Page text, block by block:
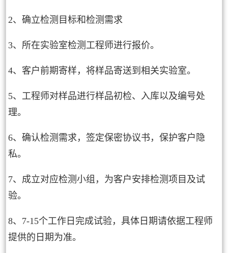
2、确立检测目标和检测需求
3、所在实验室检测工程师进行报价。
4、客户前期寄样，将样品寄送到相关实验室。
5、工程师对样品进行样品初检、入库以及编号处
理。
6、确认检测需求，签定保密协议书，保护客户隐
私。
7、成立对应检测小组，为客户安排检测项目及试
验。
8、7-15个工作日完成试验，具体日期请依据工程师
提供的日期为准。